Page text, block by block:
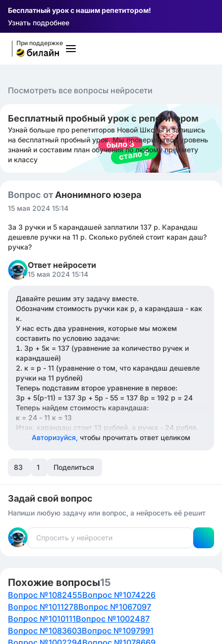
Бесплатный урок с нашим репетитором!
Узнать подробнее
При поддержке
Посмотреть все вопросы нейросети
Бесплатный пробный урок с репетитором
Узнай больше про репетиторов Новой Школы и запишись
на бесплатный пробный урок. Мы проверим твой уровень
знаний и составим план обучения по любому предмету
и классу
Вопрос от Анонимного юзера
15 мая 2024 15:14
За 3 ручки и 5 карандашей заплатили 137 р. Карандаш
дешевле ручки на 11 р. Сколько рублей стоит каран даш?
ручка?
Ответ нейросети
15 мая 2024 15:14
Давайте решим эту задачу вместе.
Обозначим стоимость ручки как р, а карандаша - как
к.
У нас есть два уравнения, которые мы можем
составить по условию задачи:
3р + 5к = 137 (уравнение за количество ручек и
карандашей)
к = р - 11 (уравнение о том, что карандаш дешевле
ручки на 11 рублей)
Теперь подставим второе уравнение в первое:
3р + 5(р-11) = 137 3р + 5р - 55 = 137 8р = 192 р = 24
Теперь найдем стоимость карандаша:
к = 24 - 11 к = 13
Итак, карандаш стоит 13 рублей, а ручка - 24 рубля.
Авторизуйся, чтобы прочитать ответ целиком
83 1 Поделиться
Задай свой вопрос
Напиши любую задачу или вопрос, а нейросеть её решит
Похожие вопросы15
Вопрос №1082455Вопрос №1074226
Вопрос №1011278Вопрос №1067097
Вопрос №1010111Вопрос №1002487
Вопрос №1083603Вопрос №1097991